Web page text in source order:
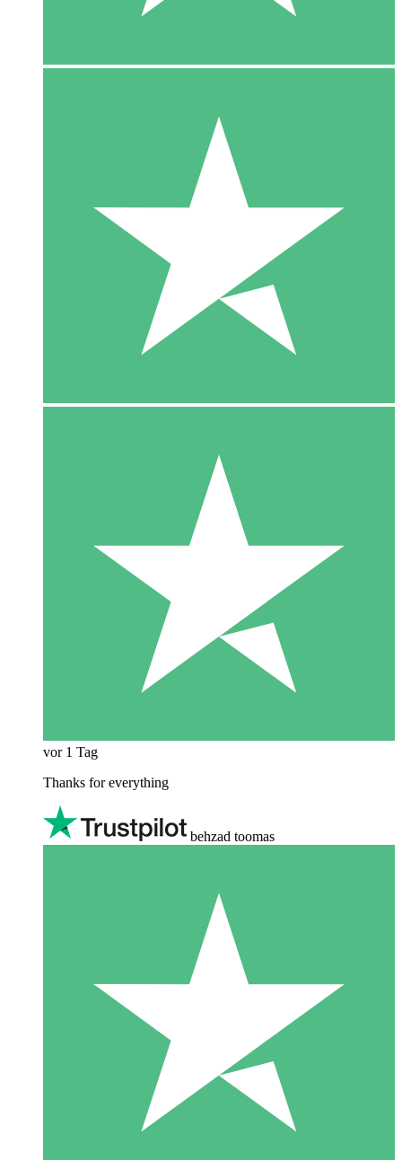
vor 1 Tag
Thanks for everything
behzad toomas